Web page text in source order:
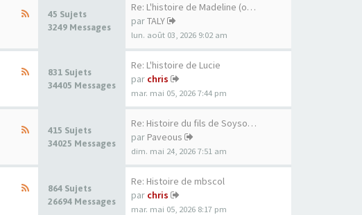
45 Sujets
3249 Messages
Re: L'histoire de Madeline (o…
parTALY
lun. août 03, 2026 9:02 am
831 Sujets
34405 Messages
Re: L'histoire de Lucie
par chris
mar. mai 05, 2026 7:44 pm
415 Sujets
34025 Messages
Re: Histoire du fils de Soyso…
par Paveous
dim. mai 24, 2026 7:51 am
864 Sujets
26694 Messages
Re: Histoire de mbscol
par chris
mar. mai 05, 2026 8:17 pm